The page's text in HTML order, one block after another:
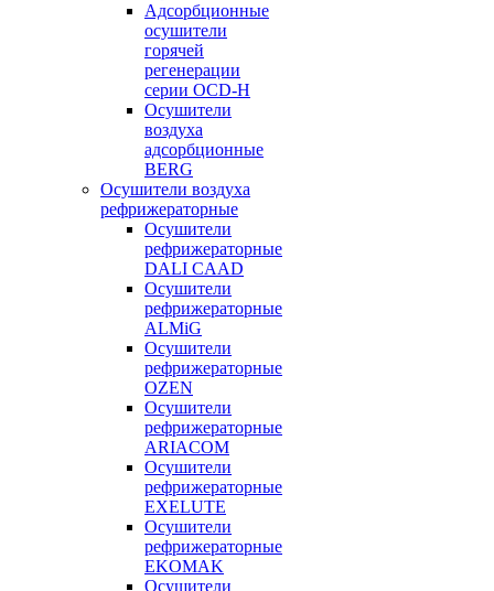
Адсорбционные
осушители
горячей
регенерации
серии OСD-H
Осушители
воздуха
адсорбционные
BERG
Осушители воздуха
рефрижераторные
Осушители
рефрижераторные
DALI CAAD
Осушители
рефрижераторные
ALMiG
Осушители
рефрижераторные
OZEN
Осушители
рефрижераторные
ARIACOM
Осушители
рефрижераторные
EXELUTE
Осушители
рефрижераторные
EKOMAK
Осушители